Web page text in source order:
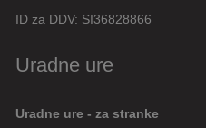
ID za DDV: SI36828866
Uradne ure
Uradne ure - za stranke